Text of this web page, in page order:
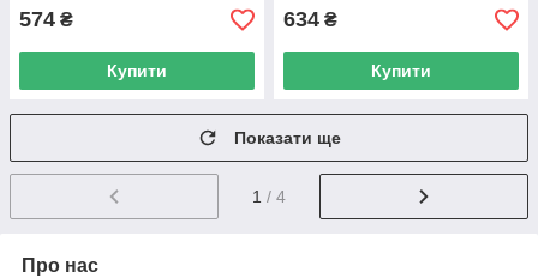
574 ₴
Купити
634 ₴
Купити
Показати ще
1 / 4
Про нас